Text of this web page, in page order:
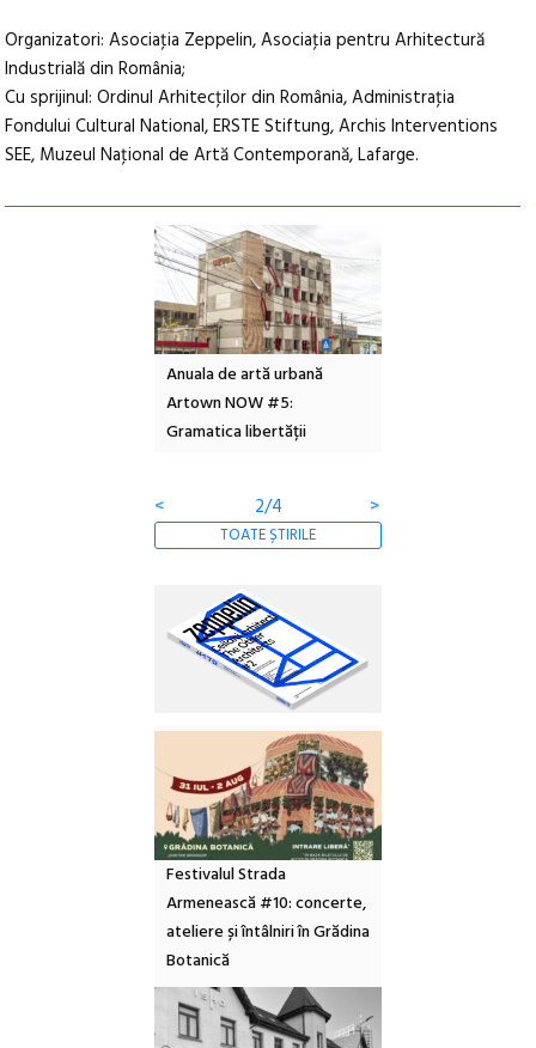
Organizatori: Asociaţia Zeppelin, Asociaţia pentru Arhitectură
Industrială din România;
Cu sprijinul: Ordinul Arhitecţilor din România, Administraţia
Fondului Cultural National, ERSTE Stiftung, Archis Interventions
SEE, Muzeul Naţional de Artă Contemporană, Lafarge.
Anuala de artă urbană
Artown NOW #5:
Gramatica libertății
< 2/4 >
TOATE ȘTIRILE
Festivalul Strada
Armenească #10: concerte,
ateliere și întâlniri în Grădina
Botanică